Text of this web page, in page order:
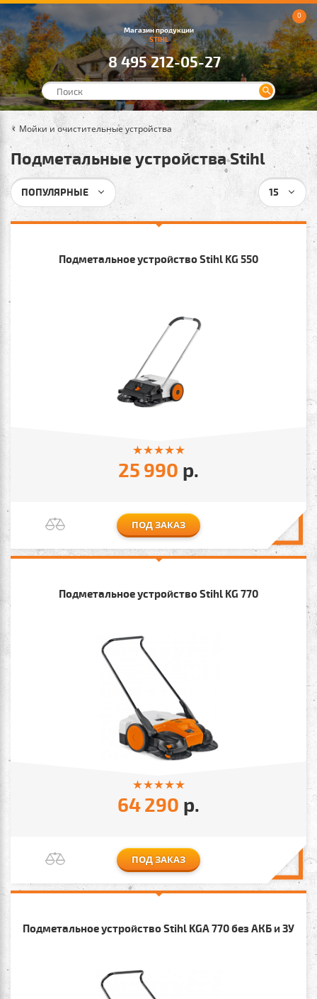
Магазин продукции
STIHL
8 495 212-05-27
0
Мойки и очистительные устройства
Подметальные устройства Stihl
ПОПУЛЯРНЫЕ 15
Подметальное устройство Stihl KG 550
25 990 р.
ПОД ЗАКАЗ
Подметальное устройство Stihl KG 770
64 290 р.
ПОД ЗАКАЗ
Подметальное устройство Stihl KGA 770 без АКБ и ЗУ